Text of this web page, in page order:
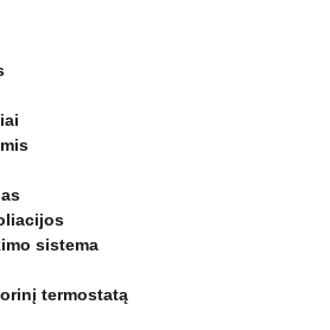
sistema
termostatą